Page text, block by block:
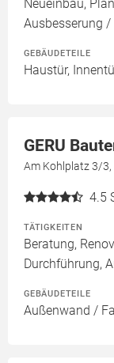
Neueinbau,
Ausbesserung /
GEBÄUDETEILE
Haustür,
GERU
Am Kohlplatz 3/3,
4.5
TÄTIGKEITEN
Beratung,
Durchführung,
GEBÄUDETEILE
Außenwand /